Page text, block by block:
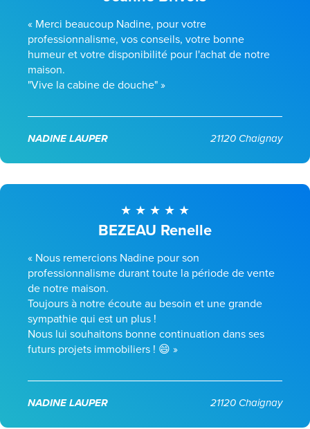
« Merci beaucoup Nadine, pour votre
professionnalisme, vos conseils, votre bonne
humeur et votre disponibilité pour l'achat de notre
maison.
"Vive la cabine de douche" »
NADINE LAUPER 21120 Chaignay
BEZEAU Renelle
« Nous remercions Nadine pour son
professionnalisme durant toute la période de vente
de notre maison.
Toujours à notre écoute au besoin et une grande
sympathie qui est un plus !
Nous lui souhaitons bonne continuation dans ses
futurs projets immobiliers ! 😄 »
NADINE LAUPER 21120 Chaignay